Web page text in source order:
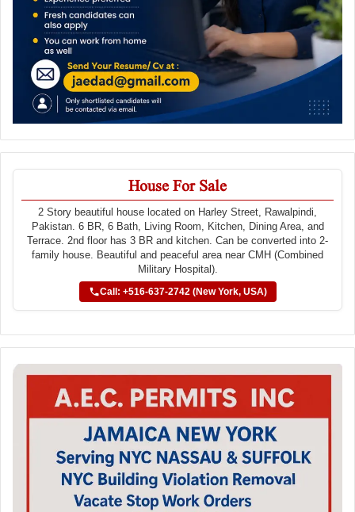
House For Sale
2 Story beautiful house located on Harley Street, Rawalpindi,
Pakistan. 6 BR, 6 Bath, Living Room, Kitchen, Dining Area, and
Terrace. 2nd floor has 3 BR and kitchen. Can be converted into 2-
family house. Beautiful and peaceful area near CMH (Combined
Military Hospital).
Call: +516-637-2742 (New York, USA)